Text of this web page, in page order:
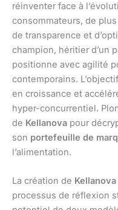
réinventer face à
consommateurs, de
de transparence et
champion, héritier d’un
positionne avec agilité
contemporains.
en croissance et
hyper-concurrentiel.
de Kellanova pour
son portefeuille de
l’alimentation.
La création de Kellanova
processus de réflexion